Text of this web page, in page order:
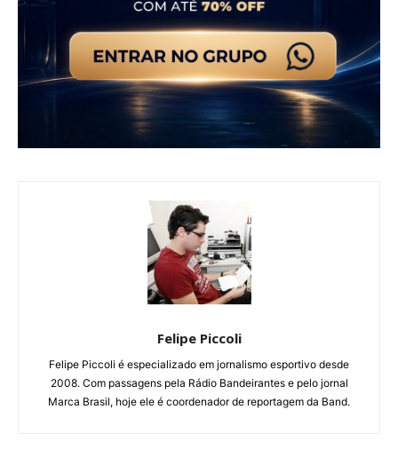
Felipe Piccoli
Felipe Piccoli é especializado em jornalismo esportivo desde
2008. Com passagens pela Rádio Bandeirantes e pelo jornal
Marca Brasil, hoje ele é coordenador de reportagem da Band.